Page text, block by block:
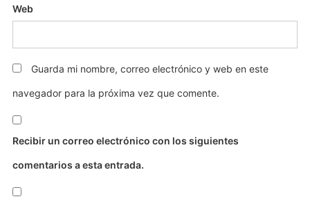
Web
Guarda mi nombre, correo electrónico y web en este
navegador para la próxima vez que comente.
Recibir un correo electrónico con los siguientes
comentarios a esta entrada.